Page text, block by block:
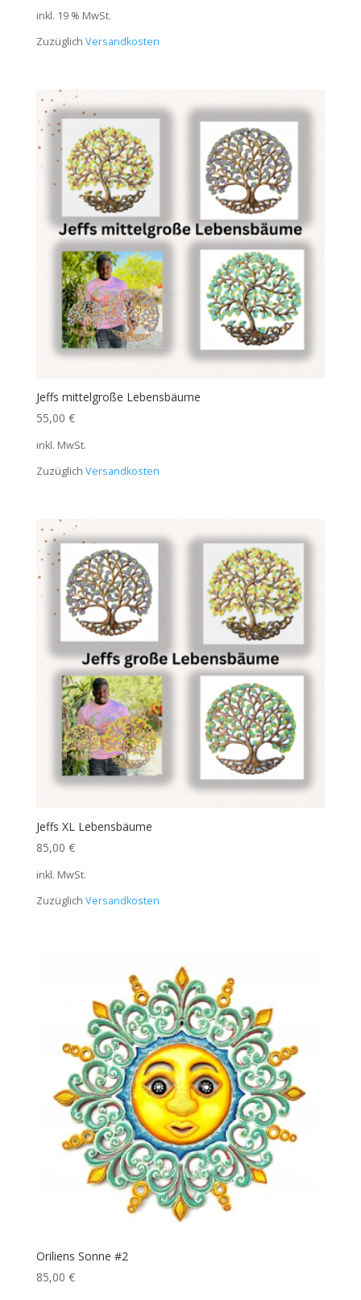
inkl. 19 % MwSt.
Zuzüglich Versandkosten
Jeffs mittelgroße Lebensbäume
55,00 €
inkl. MwSt.
Zuzüglich Versandkosten
Jeffs XL Lebensbäume
85,00 €
inkl. MwSt.
Zuzüglich Versandkosten
Oriliens Sonne #2
85,00 €